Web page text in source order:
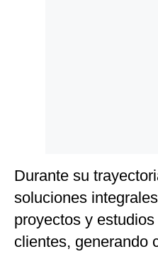
Durante su
soluciones
proyectos y
clientes, generando